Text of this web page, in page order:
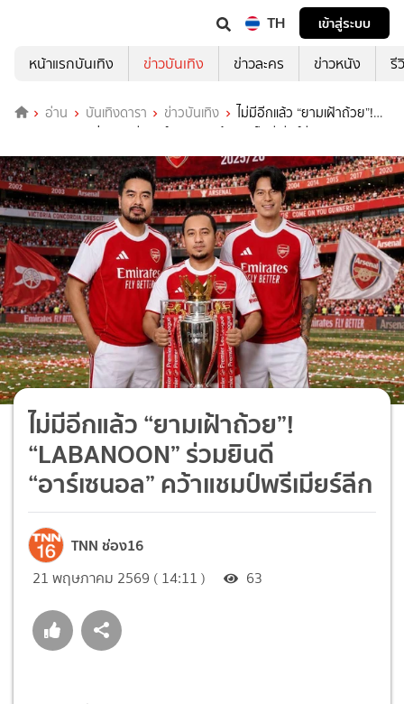
TH
เข้าสู่ระบบ
หน้าแรกบันเทิง
ข่าวบันเทิง ข่าวละคร ข่าวหนัง รี
อ่าน บันเทิงดารา ข่าวบันเทิง
ไม่มีอีกแล้ว “ยามเฝ้าถ้วย”!
“LABANOON” ร่วมยินดี “อาร์เซนอล” คว้าแชมป์พรีเมียร์ลีก
ไม่มีอีกแล้ว “ยามเฝ้าถ้วย”!
“LABANOON” ร่วมยินดี
“อาร์เซนอล” คว้าแชมป์พรีเมียร์ลีก
TNN ช่อง16
21 พฤษภาคม 2569 ( 14:11 ) 63